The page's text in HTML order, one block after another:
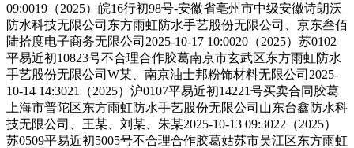
09:0019（2025）皖16行初98号-安徽省亳州市中级安徽诗朗沃
防水科技无限公司东方雨虹防水手艺股份无限公司、京东叁佰
陆拾度电子商务无限公司2025-10-17 10:0020（2025）苏0102
平易近初10823号不合理合作胶葛南京市玄武区东方雨虹防水
手艺股份无限公司W某、南京油士邦粉饰材料无限公司2025-
10-14 14:3021（2025）沪0107平易近初14221号买卖合同胶葛
上海市普陀区东方雨虹防水手艺股份无限公司山东台鑫防水科
技无限公司、王某、刘某、朱某2025-10-13 09:3022（2025）
苏0509平易近初5005号不合理合作胶葛姑苏市吴江区东方雨虹